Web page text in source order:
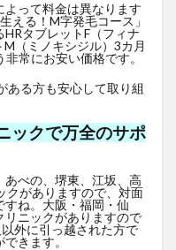
って料金は異なります
える！M字発毛コース」
タブレットF （フィナ
（ミノキシジル）3カ月
常にお安い価格です。
ある方も安心して取り組
ックで万全のサポ
べの、堺東、江坂、高
クがありますので、対面
ね。大阪・福岡・仙
リニックがありますので
外に引っ越された方で
きます。